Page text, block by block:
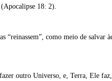
18: 2).
“reinassem”, como meio de
outro Universo, e, Terra, Ele